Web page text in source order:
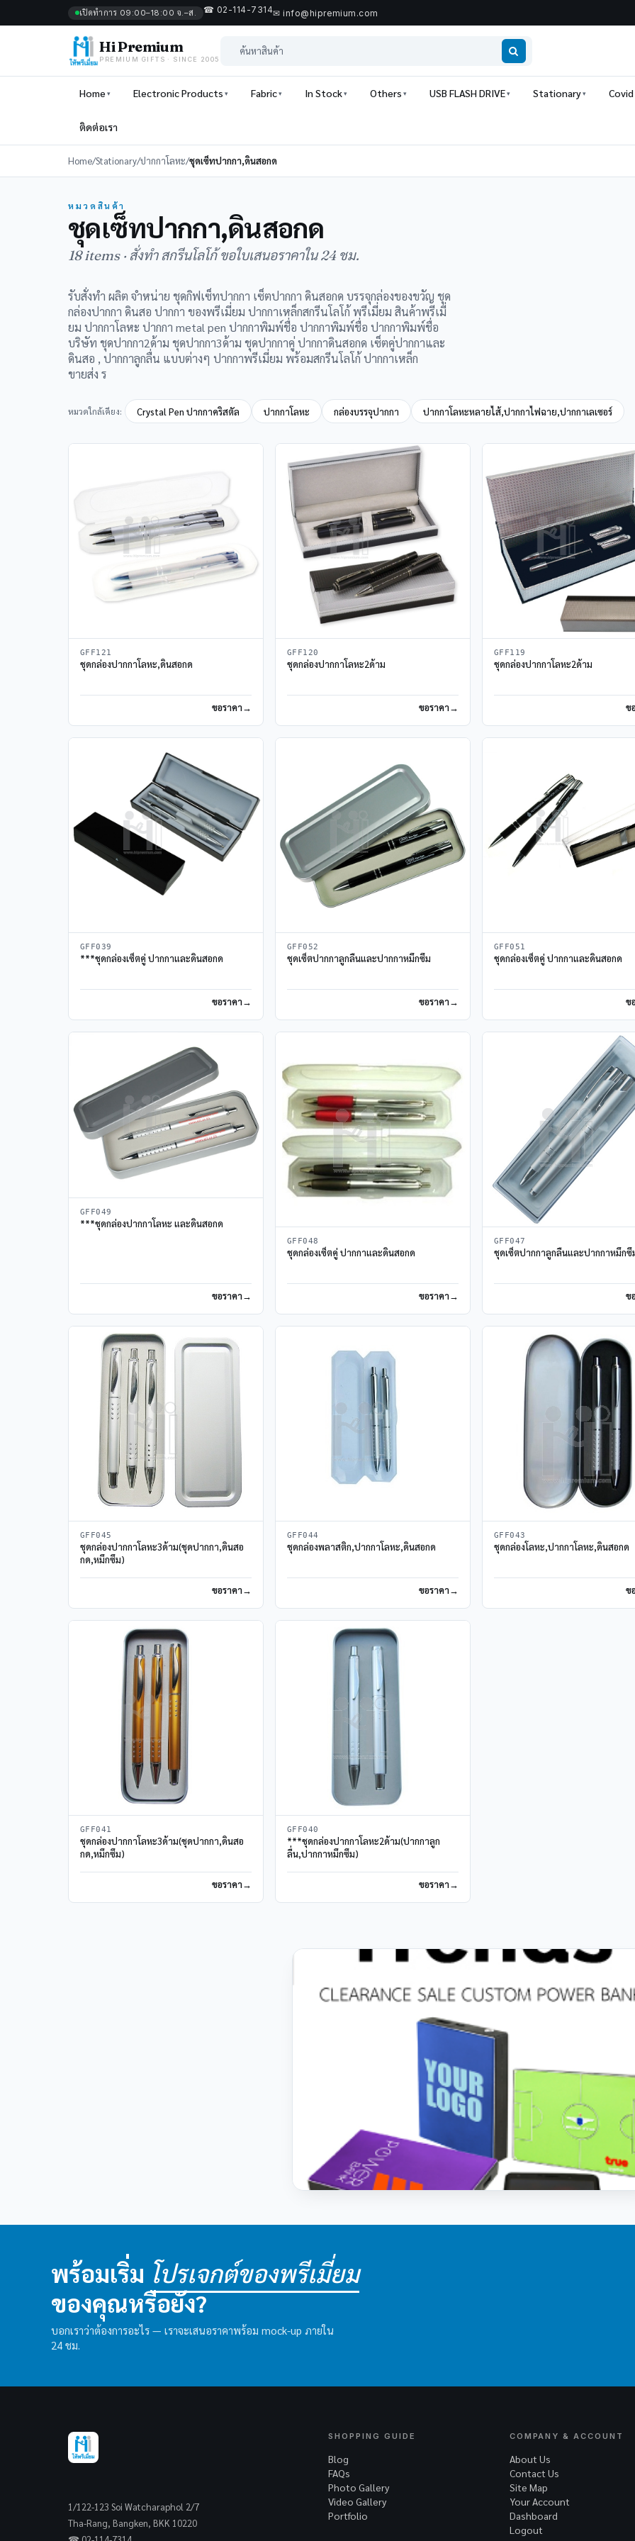
เปิดทำการ 09:00–18:00 จ.–ส. ☎ 02-114-7314✉ info@hipremium.com
Hi Premium
PREMIUM GIFTS · SINCE 2005
Home Electronic Products Fabric In Stock Others USB FLASH DRIVE Stationary Covid
ติดต่อเรา
Home/Stationary/ปากกาโลหะ/ชุดเซ็ทปากกา,ดินสอกด
หมวดสินค้า
ชุดเซ็ทปากกา,ดินสอกด
18 items · สั่งทำ สกรีนโลโก้ ขอใบเสนอราคาใน 24 ชม.
รับสั่งทำ ผลิต จำหน่าย ชุดกิฟเซ็ทปากกา เซ็ตปากกา ดินสอกด บรรจุกล่องของขวัญ ชุด
กล่องปากกา ดินสอ ปากกา ของพรีเมี่ยม ปากกาเหล็กสกรีนโลโก้ พรีเมี่ยม สินค้าพรีเมี่
ยม ปากกาโลหะ ปากกา metal pen ปากกาพิมพ์ชื่อ ปากกาพิมพ์ชื่อ ปากกาพิมพ์ชื่อ
บริษัท ชุดปากกา2ด้าม ชุดปากกา3ด้าม ชุดปากกาคู่ ปากกาดินสอกด เซ็ตคู่ปากกาและ
ดินสอ , ปากกาลูกลื่น แบบต่างๆ ปากกาพรีเมี่ยม พร้อมสกรีนโลโก้ ปากกาเหล็ก
ขายส่ง ร
หมวดใกล้เคียง: Crystal Pen ปากกาคริสตัล ปากกาโลหะ กล่องบรรจุปากกา ปากกาโลหะหลายไส้,ปากกาไฟฉาย,ปากกาเลเซอร์
GFF121
ชุดกล่องปากกาโลหะ,ดินสอกด
ขอราคา
GFF120
ชุดกล่องปากกาโลหะ2ด้าม
ขอราคา
GFF119
ชุดกล่องปากกาโลหะ2ด้าม
ข
GFF039
***ชุดกล่องเซ็ตคู่ ปากกาและดินสอกด
ขอราคา
GFF052
ชุดเซ็ตปากกาลูกลื่นและปากกาหมึกซึม
ขอราคา
GFF051
ชุดกล่องเซ็ตคู่ ปากกาและดินสอกด
ข
GFF049
***ชุดกล่องปากกาโลหะ และดินสอกด
ขอราคา
GFF048
ชุดกล่องเซ็ตคู่ ปากกาและดินสอกด
ขอราคา
GFF047
ชุดเซ็ตปากกาลูกลื่นและปากกาหมึกซึ
ข
GFF045
ชุดกล่องปากกาโลหะ3ด้าม(ชุดปากกา,ดินสอ
กด,หมึกซึม)
ขอราคา
GFF044
ชุดกล่องพลาสติก,ปากกาโลหะ,ดินสอกด
ขอราคา
GFF043
ชุดกล่องโลหะ,ปากกาโลหะ,ดินสอกด
ข
GFF041
ชุดกล่องปากกาโลหะ3ด้าม(ชุดปากกา,ดินสอ
กด,หมึกซึม)
ขอราคา
GFF040
***ชุดกล่องปากกาโลหะ2ด้าม(ปากกาลูก
ลื่น,ปากกาหมึกซึม)
ขอราคา
พร้อมเริ่ม โปรเจกต์ของพรีเมี่ยม
ของคุณหรือยัง?
บอกเราว่าต้องการอะไร — เราจะเสนอราคาพร้อม mock-up ภายใน
24 ชม.
1/122-123 Soi Watcharaphol 2/7
Tha-Rang, Bangken, BKK 10220
SHOPPING GUIDE
Blog
FAQs
Photo Gallery
Video Gallery
Portfolio
COMPANY & ACCOUNT
About Us
Contact Us
Site Map
Your Account
Dashboard
Logout